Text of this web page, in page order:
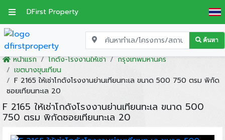
DFirst Property
ค้นหา
หน้าแรก โกดัง-โรงงานให้เช่า
กรุงเทพมหานคร
เขตบางขุนเทียน
F 2165 ให้เช่าโกดังโรงงานย่านเทียนทะเล ขนาด 500 750 ตรม พิกัด
ซอยเทียนทะเล 20
F 2165 ให้เช่าโกดังโรงงานย่านเทียนทะเล ขนาด 500
750 ตรม พิกัดซอยเทียนทะเล 20